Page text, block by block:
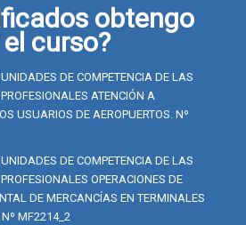
obtengo
curso?
DE COMPETENCIA DE LAS
ATENCIÓN A
USUARIOS DE AEROPUERTOS. Nº
DE COMPETENCIA DE LAS
OPERACIONES DE
DE MERCANCÍAS EN TERMINALES
MF2214_2